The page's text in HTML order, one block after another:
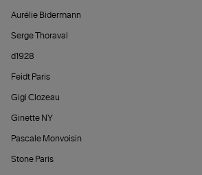
Aurélie Bidermann
Serge Thoraval
d1928
Feidt Paris
Gigi Clozeau
Ginette NY
Pascale Monvoisin
Stone Paris